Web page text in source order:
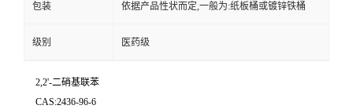
包装 依据产品性状而定,一般为:纸板桶或镀锌铁桶
级别 医药级
2,2'-二硝基联苯
CAS:2436-96-6